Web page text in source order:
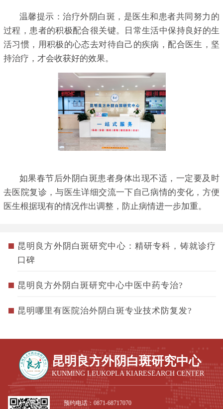
温馨提示：治疗外阴白斑，是医生和患者共同努力的
过程，患者的积极配合很关键。日常生活中保持良好的生
活习惯，用积极的心态去对待自己的疾病，配合医生，坚
持治疗，才会收获好的效果。
如果春节后外阴白斑患者身体出现不适，一定要及时
去医院复诊，与医生详细交流一下自己病情的变化，方便
医生根据现有的情况作出调整，防止病情进一步加重。
昆明良方外阴白斑研究中心：精研专科，铸就诊疗
口碑
昆明良方外阴白斑研究中心中医中药专治?
昆明哪里有医院治外阴白斑专业技术防复发?
昆明良方外阴白斑研究中心
KUNMING LEUKOPLA KIARESEARCH CENTER
预约电话：0871-68717070